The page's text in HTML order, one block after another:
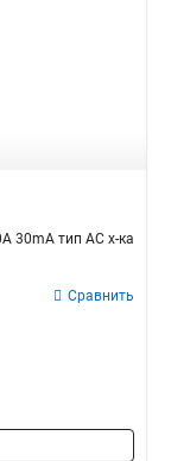
30mA тип AC х-ка
Сравнить